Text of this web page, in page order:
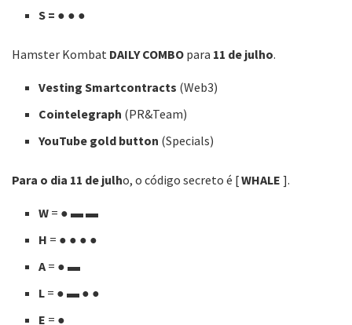
S = ● ● ●
Hamster Kombat DAILY COMBO para 11 de julho.
Vesting Smartcontracts (Web3)
Cointelegraph (PR&Team)
YouTube gold button (Specials)
Para o dia 11 de julho, o código secreto é [WHALE ].
W = ● ▬ ▬
H = ● ● ● ●
A = ● ▬
L = ● ▬ ● ●
E = ●